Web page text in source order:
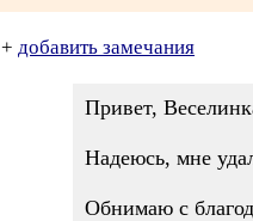
+ добавить замечания
Привет,
Надеюсь, мне
Обнимаю с